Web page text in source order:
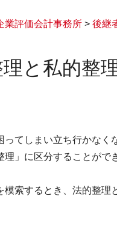
業評価会計事務所 > 後継
と私的整
ってしまい立ち行かなく
理」に区分することがで
模索するとき、法的整理